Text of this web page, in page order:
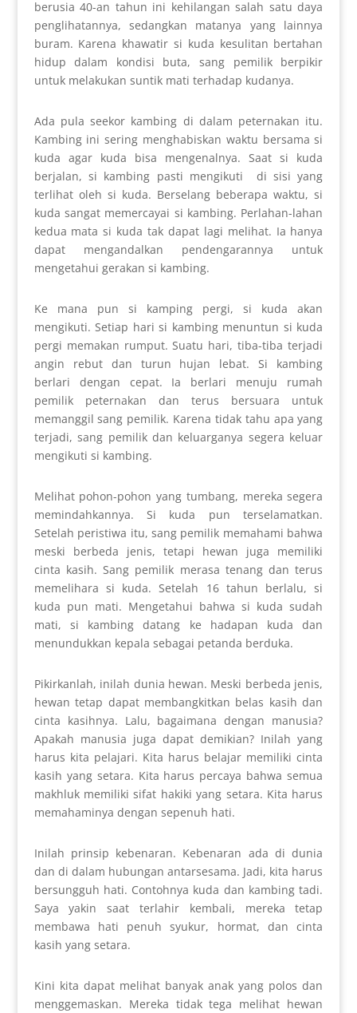
berusia 40-an tahun ini kehilangan salah satu daya
penglihatannya, sedangkan matanya yang lainnya
buram. Karena khawatir si kuda kesulitan bertahan
hidup dalam kondisi buta, sang pemilik berpikir
untuk melakukan suntik mati terhadap kudanya.
Ada pula seekor kambing di dalam peternakan itu.
Kambing ini sering menghabiskan waktu bersama si
kuda agar kuda bisa mengenalnya. Saat si kuda
berjalan, si kambing pasti mengikuti di sisi yang
terlihat oleh si kuda. Berselang beberapa waktu, si
kuda sangat memercayai si kambing. Perlahan-lahan
kedua mata si kuda tak dapat lagi melihat. Ia hanya
dapat mengandalkan pendengarannya untuk
mengetahui gerakan si kambing.
Ke mana pun si kamping pergi, si kuda akan
mengikuti. Setiap hari si kambing menuntun si kuda
pergi memakan rumput. Suatu hari, tiba-tiba terjadi
angin rebut dan turun hujan lebat. Si kambing
berlari dengan cepat. Ia berlari menuju rumah
pemilik peternakan dan terus bersuara untuk
memanggil sang pemilik. Karena tidak tahu apa yang
terjadi, sang pemilik dan keluarganya segera keluar
mengikuti si kambing.
Melihat pohon-pohon yang tumbang, mereka segera
memindahkannya. Si kuda pun terselamatkan.
Setelah peristiwa itu, sang pemilik memahami bahwa
meski berbeda jenis, tetapi hewan juga memiliki
cinta kasih. Sang pemilik merasa tenang dan terus
memelihara si kuda. Setelah 16 tahun berlalu, si
kuda pun mati. Mengetahui bahwa si kuda sudah
mati, si kambing datang ke hadapan kuda dan
menundukkan kepala sebagai petanda berduka.
Pikirkanlah, inilah dunia hewan. Meski berbeda jenis,
hewan tetap dapat membangkitkan belas kasih dan
cinta kasihnya. Lalu, bagaimana dengan manusia?
Apakah manusia juga dapat demikian? Inilah yang
harus kita pelajari. Kita harus belajar memiliki cinta
kasih yang setara. Kita harus percaya bahwa semua
makhluk memiliki sifat hakiki yang setara. Kita harus
memahaminya dengan sepenuh hati.
Inilah prinsip kebenaran. Kebenaran ada di dunia
dan di dalam hubungan antarsesama. Jadi, kita harus
bersungguh hati. Contohnya kuda dan kambing tadi.
Saya yakin saat terlahir kembali, mereka tetap
membawa hati penuh syukur, hormat, dan cinta
kasih yang setara.
Kini kita dapat melihat banyak anak yang polos dan
menggemaskan. Mereka tidak tega melihat hewan